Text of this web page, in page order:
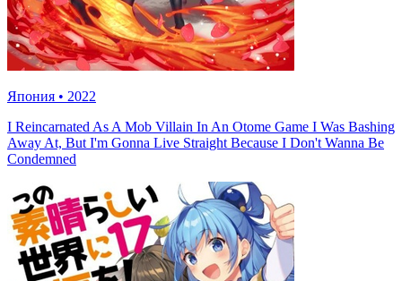
Япония • 2022
I Reincarnated As A Mob Villain In An Otome Game I Was Bashing
Away At, But I'm Gonna Live Straight Because I Don't Wanna Be
Condemned